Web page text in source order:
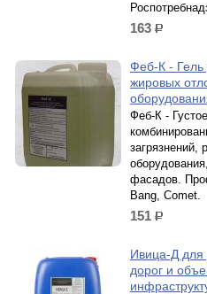
163 р.
Феб-К - Гель
жировых
Феб-К -
загрязнений,
фасадов.
Bang, Comet.
151 р.
Ивица-Д для
дорог и